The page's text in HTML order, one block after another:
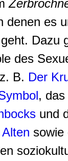
denen es
Dazu
des
B. Der
, das
und
sowie